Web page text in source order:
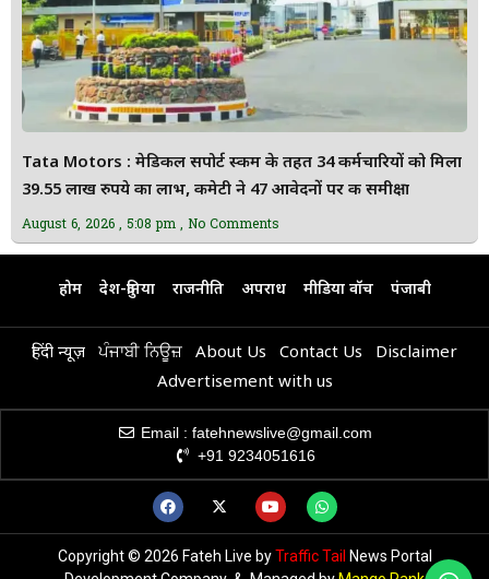
Tata Motors : मेडिकल सपोर्ट स्कीम के तहत 34 कर्मचारियों को मिला
39.55 लाख रुपये का लाभ, कमेटी ने 47 आवेदनों पर की समीक्षा
August 6, 2026 5:08 pm No Comments
होम देश-दुनिया राजनीति अपराध मीडिया वॉच पंजाबी
हिंदी न्यूज़ ਪੰਜਾਬੀ ਨਿਊਜ਼ About Us Contact Us
Disclaimer
Advertisement with us
Email : fatehnewslive@gmail.com
+91 9234051616
Copyright © 2026 Fateh Live byTraffic Tail News Portal